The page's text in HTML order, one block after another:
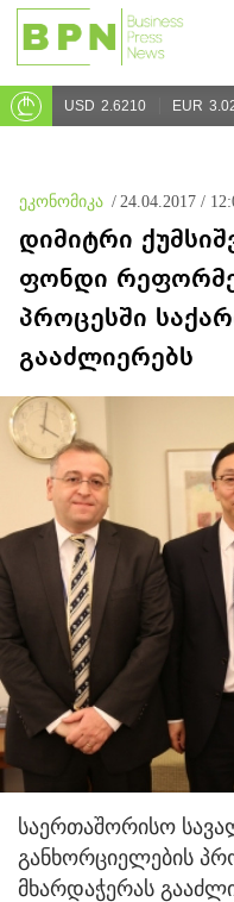
USD 2.6210 EUR
ეკონომიკა / 24.04.2017 /
დიმიტრი
ფონდი
პროცესში
გააძლიერებს
საერთაშორისო
განხორციელების
მხარდაჭერას